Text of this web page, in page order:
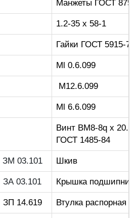
Манжеты ГОСТ
1.2-35 х 58-1
Гайки ГОСТ 5915-
Ml 0.6.099
М12.6.099
Ml 6.6.099
Винт BM8-8q х
ГОСТ 1485-84
ЗМ 03.101 Шкив
ЗА 03.101 Крышка
ЗП 14.619 Втулка распорная